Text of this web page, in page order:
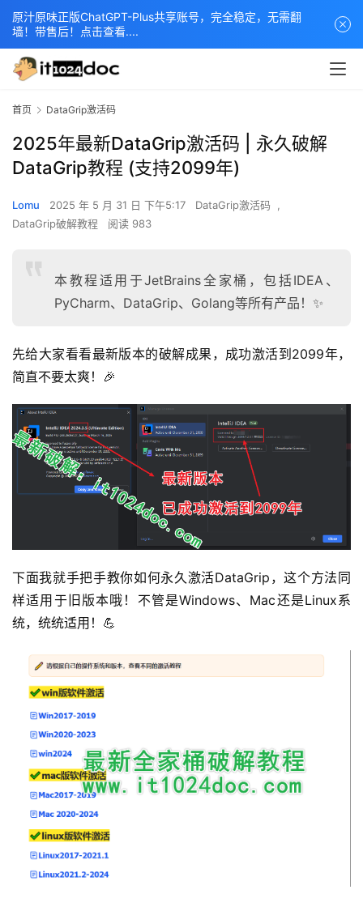
首页 DataGrip激活码
2025年最新DataGrip激活码 | 永久破解
DataGrip教程 (支持2099年)
Lomu 2025 年 5 月 31 日 下午5:17 DataGrip激活码
,
DataGrip破解教程
阅读 983
本教程适用于JetBrains全家桶，包括IDEA、
PyCharm、DataGrip、Golang等所有产品！✨
先给大家看看最新版本的破解成果，成功激活到2099年，
简直不要太爽！🎉
下面我就手把手教你如何永久激活DataGrip，这个方法同
样适用于旧版本哦！不管是Windows、Mac还是Linux系
统，统统适用！💪
原汁原味正版ChatGPT-Plus共享账号，完全稳定，无需翻
墙！带售后！点击查看....